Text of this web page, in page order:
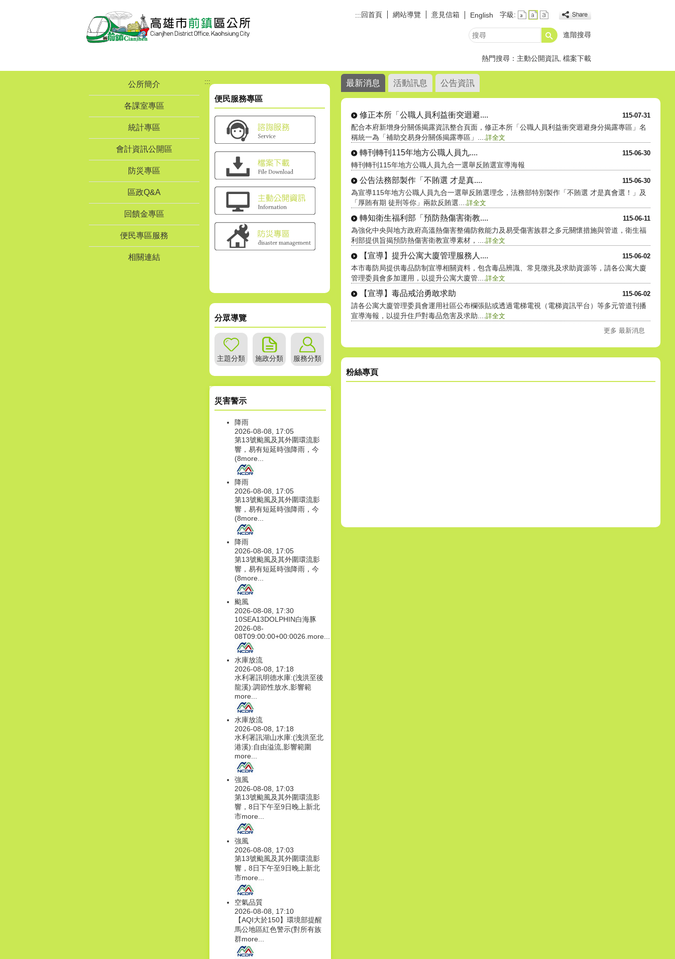
:::回首頁 網站導覽 意見信箱 English 字級:
搜
進階搜尋
熱門搜尋： 主動公開資訊 檔案下載
公所簡介
各課室專區
統計專區
會計資訊公開區
防災專區
區政Q&A
回饋金專區
便民專區服務
相關連結
:::
便民服務專區
分眾導覽
主題分類 施政分類 服務分類
災害警示
降雨
2026-08-08, 17:05
第13號颱風及其外圍環流影
響，易有短延時強降雨，今
(8more...
降雨
2026-08-08, 17:05
第13號颱風及其外圍環流影
響，易有短延時強降雨，今
(8more...
降雨
2026-08-08, 17:05
第13號颱風及其外圍環流影
響，易有短延時強降雨，今
(8more...
颱風
2026-08-08, 17:30
10SEA13DOLPHIN白海豚
2026-08-
08T09:00:00+00:0026. more...
水庫放流
2026-08-08, 17:18
水利署訊明德水庫:(洩洪至後
龍溪):調節性放水,影響範
more...
水庫放流
2026-08-08, 17:18
水利署訊湖山水庫:(洩洪至北
港溪):自由溢流,影響範圍
more...
強風
2026-08-08, 17:03
第13號颱風及其外圍環流影
響，8日下午至9日晚上新北
市more...
強風
2026-08-08, 17:03
第13號颱風及其外圍環流影
響，8日下午至9日晚上新北
市more...
空氣品質
2026-08-08, 17:10
【AQI大於150】環境部提醒
馬公地區紅色警示(對所有族
群more...
最新消息 活動訊息 公告資訊
115-07-31
修正本所「公職人員利益衝突迴避....
配合本府新增身分關係揭露資訊整合頁面，修正本所「公職人員利益衝突迴避身分揭露專區」名
稱統一為「補助交易身分關係揭露專區」....詳全文
115-06-30
轉刊轉刊115年地方公職人員九....
轉刊轉刊115年地方公職人員九合一選舉反賄選宣導海報
115-06-30
公告法務部製作「不賄選 才是真....
為宣導115年地方公職人員九合一選舉反賄選理念，法務部特別製作「不賄選 才是真會選！」及
「厚賄有期 徒刑等你」兩款反賄選....詳全文
115-06-11
轉知衛生福利部「預防熱傷害衛教....
為強化中央與地方政府高溫熱傷害整備防救能力及易受傷害族群之多元關懷措施與管道，衛生福
利部提供旨揭預防熱傷害衛教宣導素材，....詳全文
115-06-02
【宣導】提升公寓大廈管理服務人....
本市毒防局提供毒品防制宣導相關資料，包含毒品辨識、常見徵兆及求助資源等，請各公寓大廈
管理委員會多加運用，以提升公寓大廈管....詳全文
115-06-02
【宣導】毒品戒治勇敢求助
請各公寓大廈管理委員會運用社區公布欄張貼或透過電梯電視（電梯資訊平台）等多元管道刊播
宣導海報，以提升住戶對毒品危害及求助....詳全文
更多 最新消息
粉絲專頁